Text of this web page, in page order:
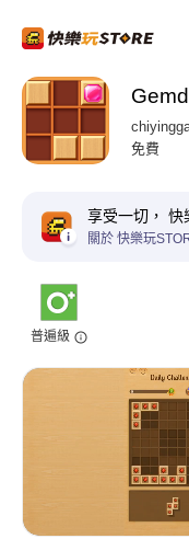
免費
享受一切， 快
關於 快樂玩
普遍級